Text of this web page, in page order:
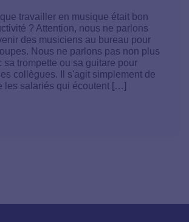
travailler en musique était bon
? Attention, nous ne parlons
des musiciens au bureau pour
Nous ne parlons pas non plus
sa trompette ou sa guitare pour
collègues. Il s'agit simplement de
les salariés qui écoutent […]